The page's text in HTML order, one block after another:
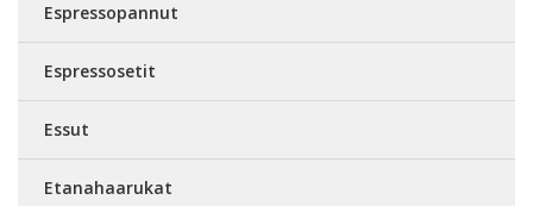
Espressopannut
Espressosetit
Essut
Etanahaarukat